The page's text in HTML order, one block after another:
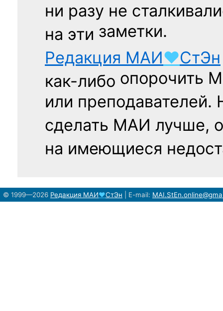
ни разу не
на эти заметки.
Редакция МАИ♥СтЭн
как-либо опорочить
или
сделать МАИ лучше,
на имеющиеся
© 1999—2026 Редакция МАИ♥СтЭн E-mail: